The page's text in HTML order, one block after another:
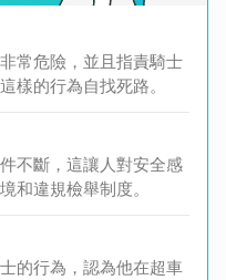
常危險，並且指責騎士
樣的行為自找死路。
不斷，這讓人對安全感
和違規檢舉制度。
的行為，認為他在超車